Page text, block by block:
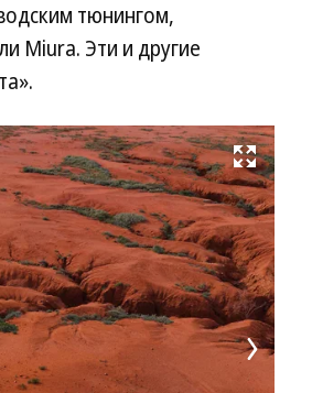
тюнингом,
Miura. Эти и другие
Развернуть на весь экран